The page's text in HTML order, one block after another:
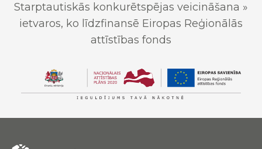
Starptautiskās konkurētspējas veicināšana »
ietvaros, ko līdzfinansē Eiropas Reģionālās
attīstības fonds